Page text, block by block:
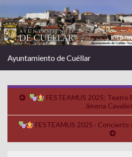
Ayuntamiento de Cuéllar
FESTEAMUS 2025: Teatro
Jimena
FESTEAMUS 2025 · Concierto